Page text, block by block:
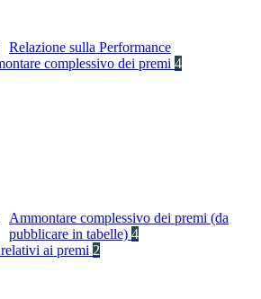
Relazione sulla Performance
complessivo dei premi 4
Ammontare complessivo dei premi (da
pubblicare in tabelle) 4
ai premi 2